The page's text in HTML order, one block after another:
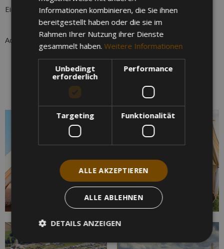
Einreise befindet sich an Gate A
Achtung: Produktabbildungen können abweichen!
BILDERGALERIE
Informationen kombinieren, die Sie ihnen
bereitgestellt haben oder die sie im
Rahmen Ihrer Nutzung ihrer Dienste
gesammelt haben.Weitere Informationen
Unbedingt
erforderlich
Performance
Targeting Funktionalität
ALLE AKZEPTIEREN
ALLE ABLEHNEN
DETAILS ANZEIGEN